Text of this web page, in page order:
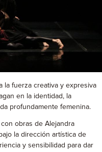
la fuerza creativa y expresiva
en la identidad, la
profundamente femenina.
con obras de Alejandra
la dirección artística de
y sensibilidad para dar